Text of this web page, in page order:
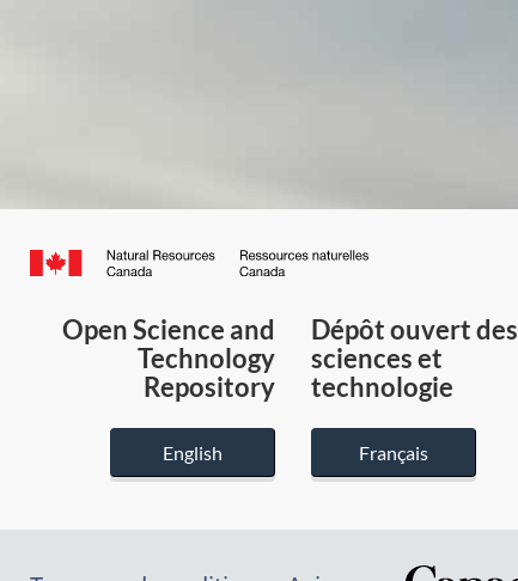
Canada.ca
du
Canada
Open Science and
Technology
Repository
English
Dépôt ouvert des
sciences et
technologie
Français